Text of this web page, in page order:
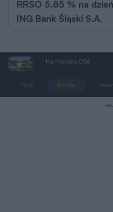
RRSO 5.85 % na
ING Bank Śląski S.A.
Harmonijny D56
Rzuty Działka